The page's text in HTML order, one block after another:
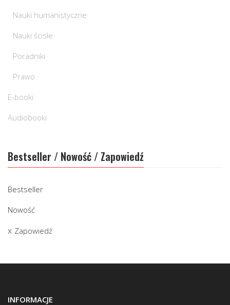
Nauki humanistyczne
Nauki ścisłe
Poradniki
Prawo
E-booki
Audiobooki
Bestseller / Nowość / Zapowiedź
Bestseller
Nowość
Zapowiedź
INFORMACJE